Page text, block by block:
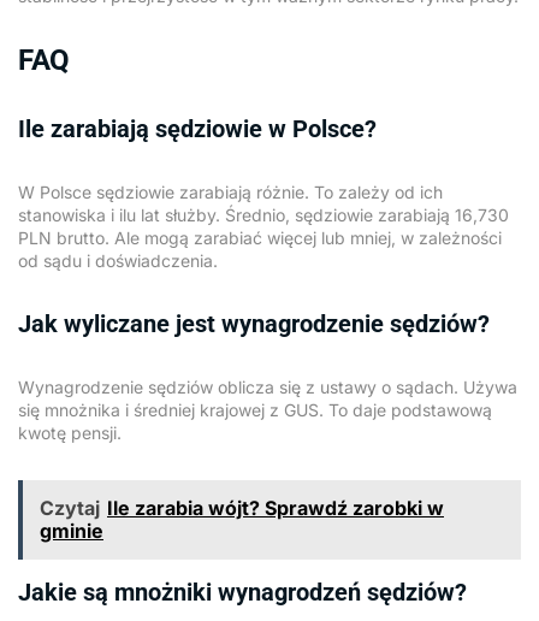
FAQ
Ile zarabiają sędziowie w Polsce?
W Polsce sędziowie zarabiają różnie. To zależy od ich
stanowiska i ilu lat służby. Średnio, sędziowie zarabiają 16,730
PLN brutto. Ale mogą zarabiać więcej lub mniej, w zależności
od sądu i doświadczenia.
Jak wyliczane jest wynagrodzenie sędziów?
Wynagrodzenie sędziów oblicza się z ustawy o sądach. Używa
się mnożnika i średniej krajowej z GUS. To daje podstawową
kwotę pensji.
Czytaj Ile zarabia wójt? Sprawdź zarobki w
gminie
Jakie są mnożniki wynagrodzeń sędziów?